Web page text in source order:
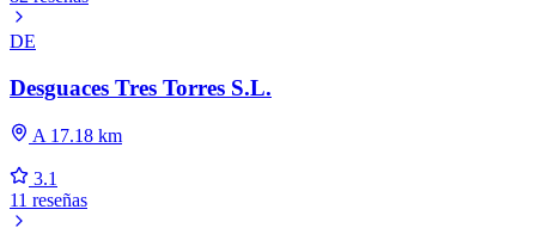
DE
Desguaces Tres Torres S.L.
A 17.18 km
3.1
11 reseñas